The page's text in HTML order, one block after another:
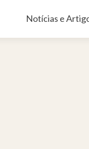
para
o
Notícias e